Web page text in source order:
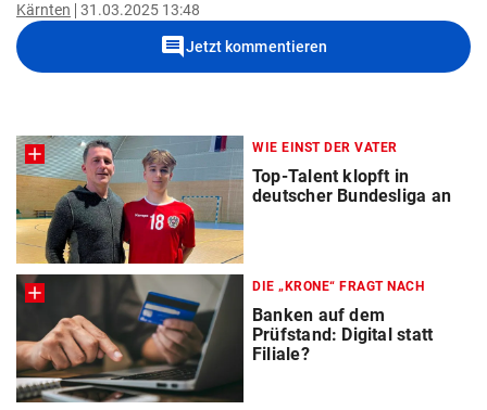
Kärnten 31.03.2025 13:48
commentJetzt kommentieren
WIE EINST DER VATER
Top-Talent klopft in
deutscher Bundesliga an
DIE „KRONE“ FRAGT NACH
Banken auf dem
Prüfstand: Digital statt
Filiale?